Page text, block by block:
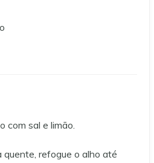
com sal e limão.
quente, refogue o alho até